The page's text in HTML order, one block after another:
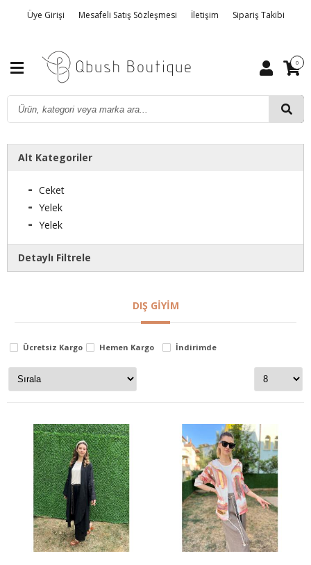
Üye Girişi Mesafeli Satış Sözleşmesi İletişim Sipariş Takibi
0
Alt Kategoriler
Ceket
Yelek
Yelek
Detaylı Filtrele
Stok Durumu
stokta var
stokta yok
DIŞ GIYIM
Ücretsiz Kargo Hemen Kargo İndirimde